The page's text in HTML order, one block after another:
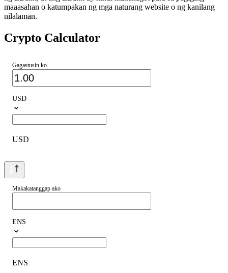
maaasahan o katumpakan ng mga naturang website o ng kanilang
nilalaman.
Crypto Calculator
Gagastusin ko
USD
USD
Makakatanggap ako
ENS
ENS